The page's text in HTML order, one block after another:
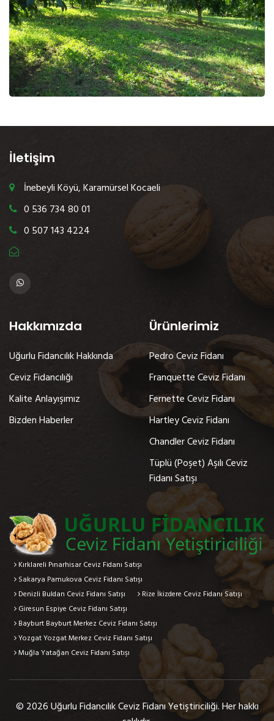
İletişim
İnebeyli Köyü, Karamürsel Kocaeli
0 536 734 80 01
0 507 143 4224
Hakkımızda
Uğurlu Fidancılık Hakkında
Ceviz Fidancılığı
Kalite Anlayışımız
Bizden Haberler
Ürünlerimiz
Pedro Ceviz Fidanı
Franquette Ceviz Fidanı
Fernette Ceviz Fidanı
Hartley Ceviz Fidanı
Chandler Ceviz Fidanı
Tüplü (Poşet) Aşılı Ceviz
Fidanı Satışı
Kırklareli Pınarhisar Ceviz Fidanı Satışı
Sakarya Pamukova Ceviz Fidanı Satışı
Denizli Buldan Ceviz Fidanı Satışı
Rize İkizdere Ceviz Fidanı Satışı
Giresun Espiye Ceviz Fidanı Satışı
Bayburt Bayburt Merkez Ceviz Fidanı Satışı
Yozgat Yozgat Merkez Ceviz Fidanı Satışı
Muğla Yatağan Ceviz Fidanı Satışı
© 2026 Uğurlu Fidancılık Ceviz Fidanı Yetiştiriciliği. Her hakkı